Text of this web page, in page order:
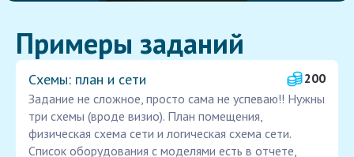
Примеры заданий
Схемы: план и сети
200
Задание не сложное, просто сама не успеваю!! Нужны
три схемы (вроде визио). План помещения,
физическая схема сети и логическая схема сети.
Список оборудования с моделями есть в отчете,